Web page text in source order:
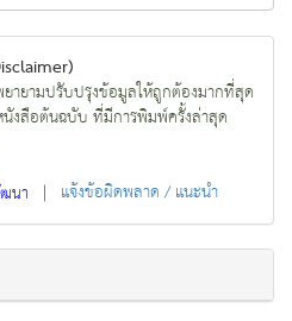
ายามปรับปรุงข้อมูลให้ถูกต้องมากที่สุด
งสือต้นฉบับ ที่มีการพิมพ์ครั้งล่าสุด
นา | แจ้งข้อผิดพลาด / แนะนำ